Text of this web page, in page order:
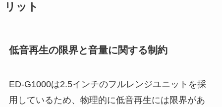
リット
低音再生の限界と音量に関する制約
ED-G1000は2.5インチのフルレンジユニットを採
用しているため、物理的に低音再生には限界があ